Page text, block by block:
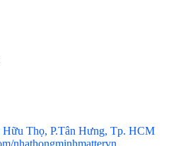
Thọ, P.Tân Hưng, Tp. HCM
nhathongminhmattervn